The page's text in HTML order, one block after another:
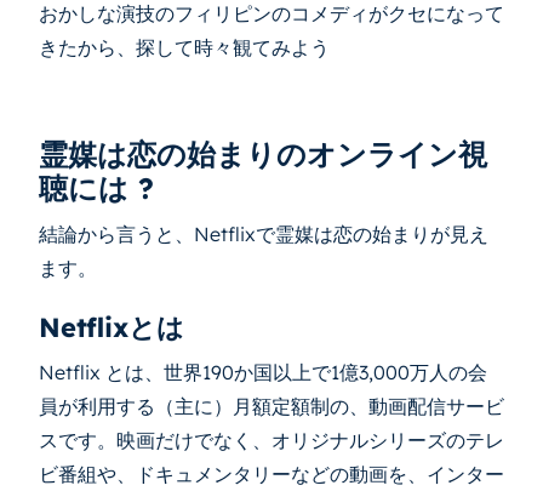
おかしな演技のフィリピンのコメディがクセになって
きたから、探して時々観てみよう
霊媒は恋の始まりのオンライン視
聴には ?
結論から言うと、Netflixで霊媒は恋の始まりが見え
ます。
Netflixとは
Netflix とは、世界190か国以上で1億3,000万人の会
員が利用する（主に）月額定額制の、動画配信サービ
スです。映画だけでなく、オリジナルシリーズのテレ
ビ番組や、ドキュメンタリーなどの動画を、インター